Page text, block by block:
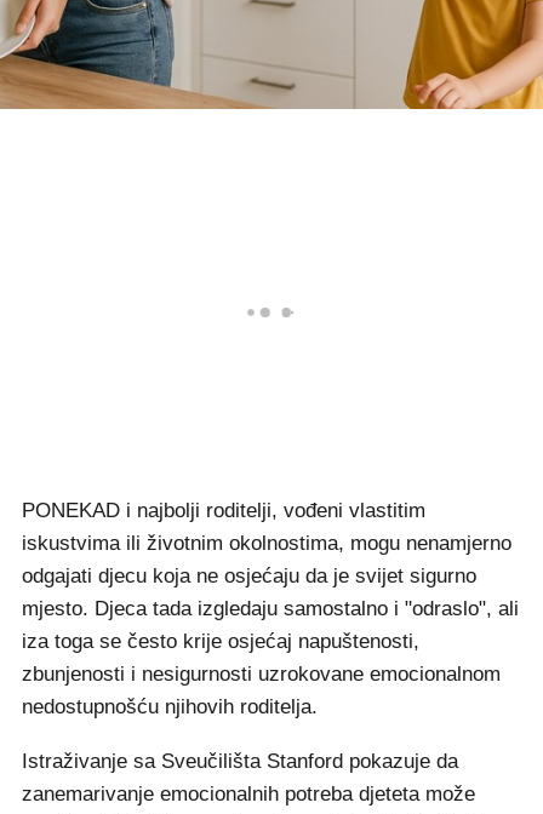
PONEKAD i najbolji roditelji, vođeni vlastitim
iskustvima ili životnim okolnostima, mogu nenamjerno
odgajati djecu koja ne osjećaju da je svijet sigurno
mjesto. Djeca tada izgledaju samostalno i "odraslo", ali
iza toga se često krije osjećaj napuštenosti,
zbunjenosti i nesigurnosti uzrokovane emocionalnom
nedostupnošću njihovih roditelja.
Istraživanje sa Sveučilišta Stanford pokazuje da
zanemarivanje emocionalnih potreba djeteta može